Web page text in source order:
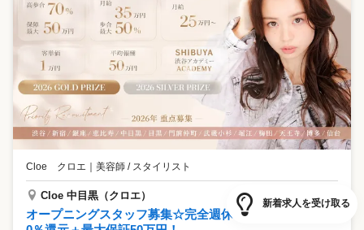
Cloe クロエ 美容師 / スタイリスト
Cloe 中目黒（クロエ）
オープニングスタッフ募集☆完全週休２日＋歩合最大7
新着求人を受け取る